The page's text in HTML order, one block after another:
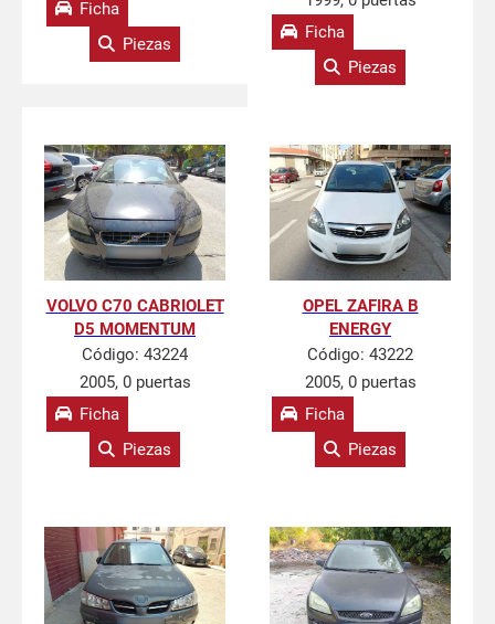
Ficha
Piezas
Ficha
Piezas
VOLVO C70 CABRIOLET
D5 MOMENTUM
Código: 43224
2005, 0 puertas
Ficha
Piezas
OPEL ZAFIRA B
ENERGY
Código: 43222
2005, 0 puertas
Ficha
Piezas